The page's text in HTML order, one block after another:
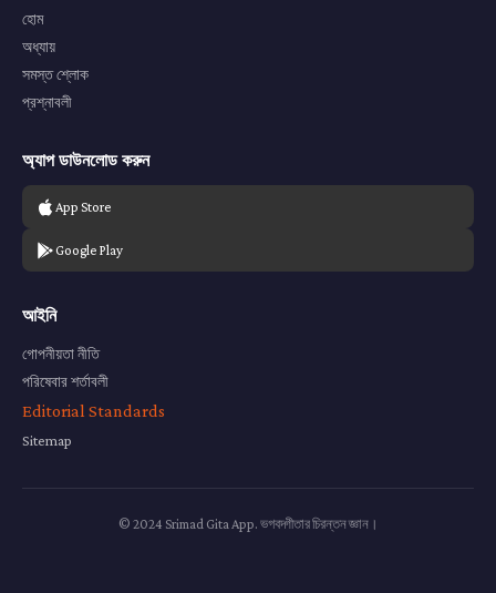
হোম
অধ্যায়
সমস্ত শ্লোক
প্রশ্নাবলী
অ্যাপ ডাউনলোড করুন
App Store
Google Play
আইনি
গোপনীয়তা নীতি
পরিষেবার শর্তাবলী
Editorial Standards
Sitemap
© 2024 Srimad Gita App. ভগবদ্গীতার চিরন্তন জ্ঞান।